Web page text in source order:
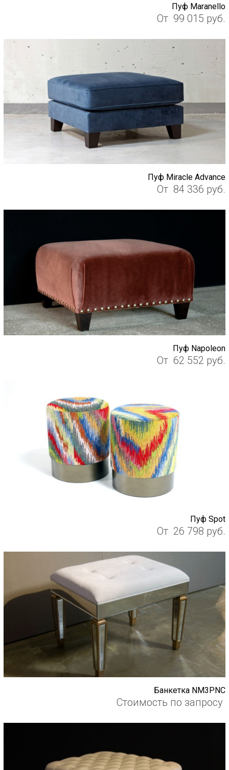
Пуф Maranello
От 99 015 руб.
Пуф Miracle Advance
От 84 336 руб.
Пуф Napoleon
От 62 552 руб.
Пуф Spot
От 26 798 руб.
Банкетка NM3PNC
Стоимость по запросу